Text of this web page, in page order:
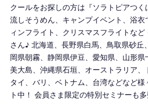
クールをお探しの方は『ソラトピアつ
流しそうめん、キャンプイベント、浴衣
ィンフライト、クリスマスフライトなど
さん♪ 北海道、長野県白馬、鳥取県砂丘
岡県朝霧、静岡県伊豆、愛知県、山形
美大島、沖縄県石垣、オーストラリア、
タイ、バリ、ベトナム、台湾などなど様
ト中！ 会員さま限定の特別セミナーも